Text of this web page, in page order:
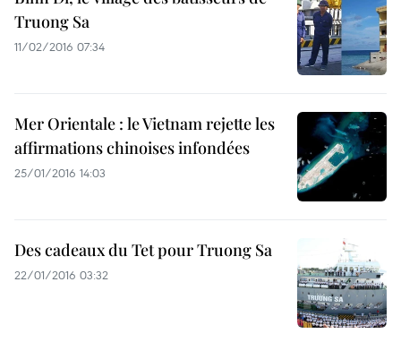
Truong Sa
11/02/2016 07:34
Mer Orientale : le Vietnam rejette les
affirmations chinoises infondées
25/01/2016 14:03
Des cadeaux du Tet pour Truong Sa
22/01/2016 03:32